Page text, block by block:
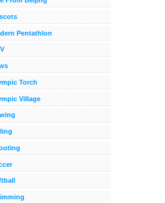
Pentathlon
Torch
Village